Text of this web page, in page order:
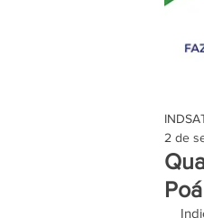
Poá
2 de